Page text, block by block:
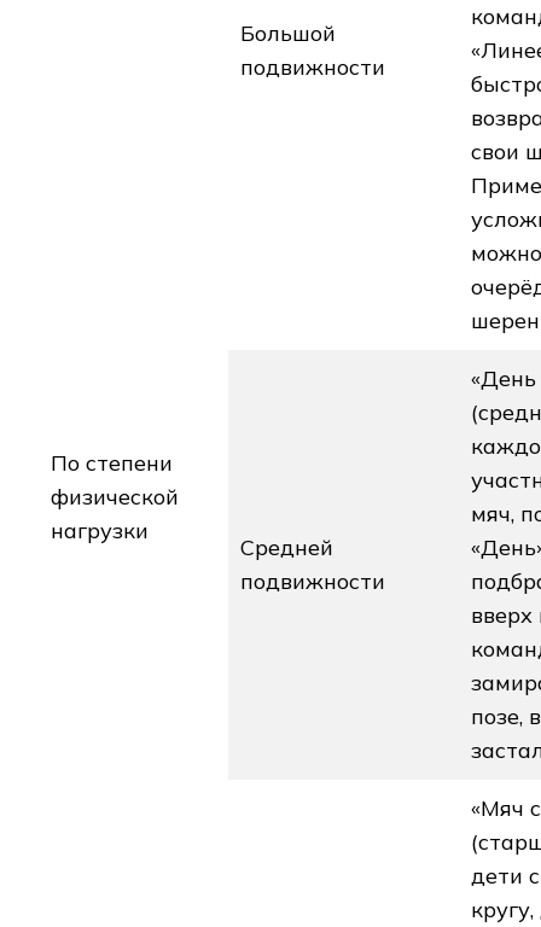
По степени
физической
нагрузки
Большой
подвижности
свои
Средней
подвижности
«День
мяч,
вверх
позе,
«Мяч
дети